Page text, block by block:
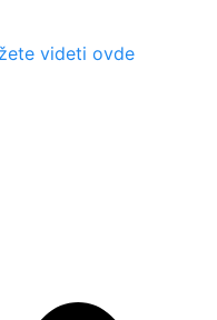
videti ovde